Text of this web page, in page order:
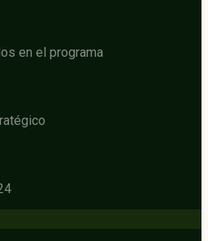
en el programa